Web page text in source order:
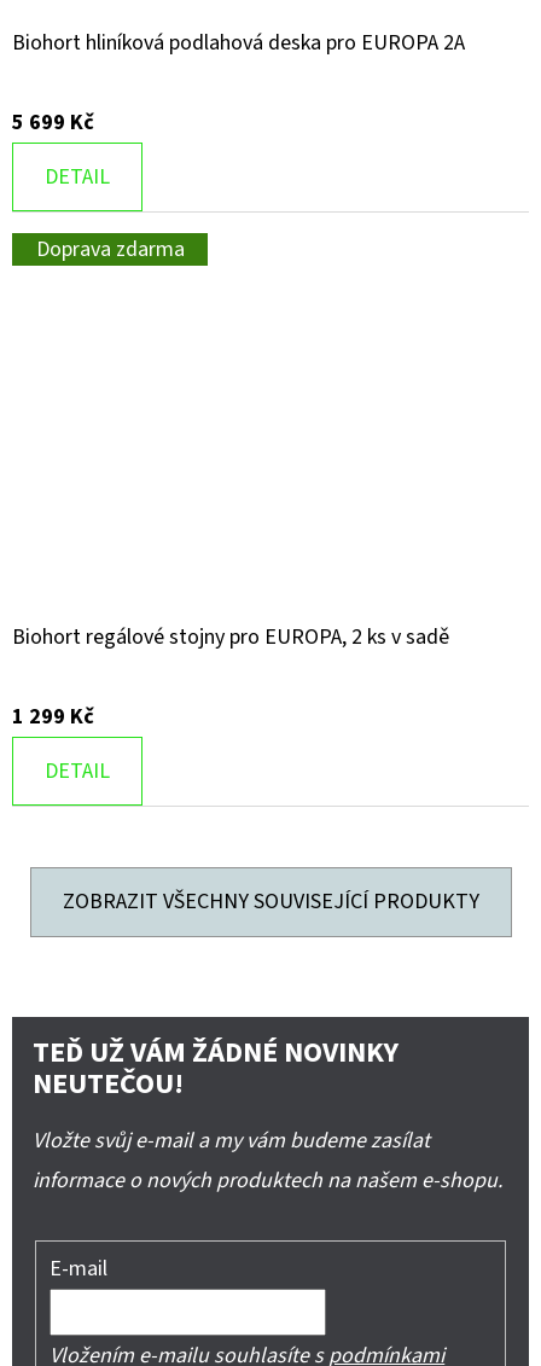
Biohort hliníková podlahová deska pro EUROPA 2A
5 699 Kč
DETAIL
Doprava zdarma
Biohort regálové stojny pro EUROPA, 2 ks v sadě
1 299 Kč
DETAIL
ZOBRAZIT VŠECHNY SOUVISEJÍCÍ PRODUKTY
TEĎ UŽ VÁM ŽÁDNÉ NOVINKY
NEUTEČOU!
Vložte svůj e-mail a my vám budeme zasílat
informace o nových produktech na našem e-shopu.
E-mail
Vložením e-mailu souhlasíte spodmínkami